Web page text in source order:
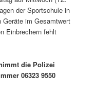
der Sportschule in
Geräte im Gesamtwert
Einbrechern fehlt
die Polizei
06323 9550